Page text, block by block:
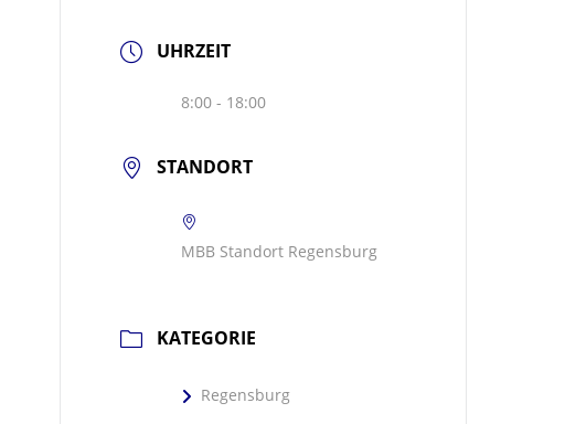
UHRZEIT
8:00 - 18:00
STANDORT
MBB Standort Regensburg
KATEGORIE
Regensburg